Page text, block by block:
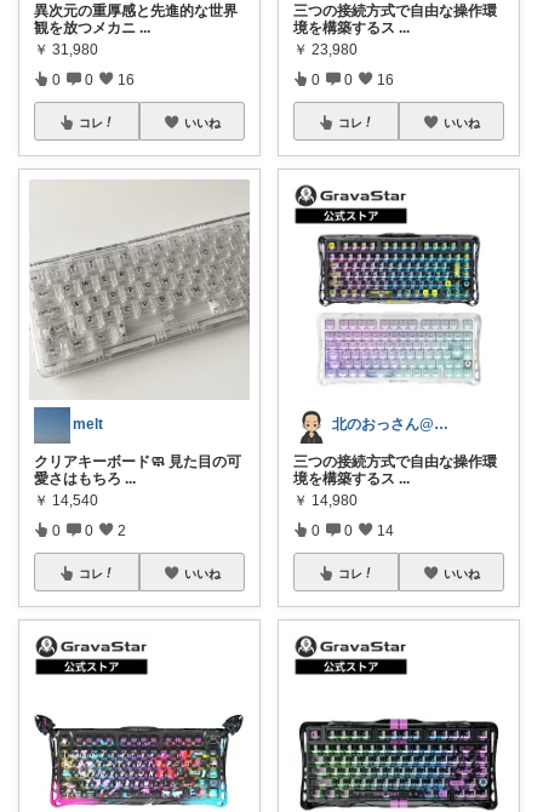
異次元の重厚感と先進的な世界
観を放つメカニ ...
￥ 31,980
0 0 16
コレ いいね
melt
クリアキーボード🧼 見た目の可
愛さはもちろ ...
￥ 14,540
0 0 2
コレ いいね
三つの接続方式で自由な操作環
境を構築するス ...
￥ 23,980
0 0 16
コレ いいね
北のおっさん@ガジェット好き
三つの接続方式で自由な操作環
境を構築するス ...
￥ 14,980
0 0 14
コレ いいね